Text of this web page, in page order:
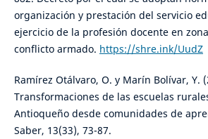
organización y prestación del servicio
ejercicio de la profesión docente en
conflicto armado. https://shre.ink/UudZ
Ramírez Otálvaro, O. y Marín Bolívar, Y.
Transformaciones de las escuelas
Antioqueño desde comunidades de
Saber, 13(33), 73-87.